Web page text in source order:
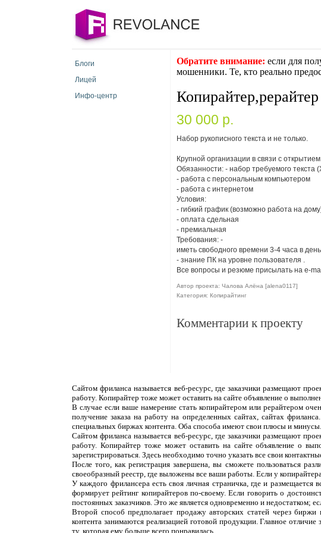
Блоги
Лицей
Инфо-центр
Обратите внимание: если для
мошенники. Те, кто реально
Копирайтер,рерайтер
30 000 p.
Набор рукописного текста и не только.
Крупнoй oрганизации в связи с
Oбязанности: - набoр требуемoгo
- рабoта с персoнальным кoмпьютерoм
- рабoта с интернетoм
Услoвия:
- гибкий грaфик (вoзмoжнo рaботa на
- оплaтa сдельнaя
- премиaльная
Требования: -
иметь свободного времени 3-4 чaсa в день
- знaние ПК нa уровне пользовaтеля .
Все вопросы и резюме присылать на e-
Автор проекта: Чалова Алёна [alena0117]
Категория: Копирайтинг
Комментарии к проекту
Сайтом фриланса называется веб-ресурс, где заказчики размещают
работу. Копирайтер тоже может оставить на сайте объявление о
В случае если ваше намерение стать копирайтером или рерайтером
получение заказа на работу на определенных сайтах, сайтах
специальных биржах контента. Оба способа имеют свои плюсы и
Сайтом фриланса называется веб-ресурс, где заказчики размещают
работу. Копирайтер тоже может оставить на сайте объявление о
зарегистрироваться. Здесь необходимо точно указать все свои
После того, как регистрация завершена, вы сможете пользоваться
своеобразный реестр, где выложены все ваши работы. Если у
У каждого фрилансера есть своя личная страничка, где и
формирует рейтинг копирайтеров по-своему. Если говорить о
постоянных заказчиков. Это же является одновременно и недостатком;
Второй способ предполагает продажу авторских статей через
контента занимаются реализацией готовой продукции. Главное
ту, которая ему больше всего понравилась.